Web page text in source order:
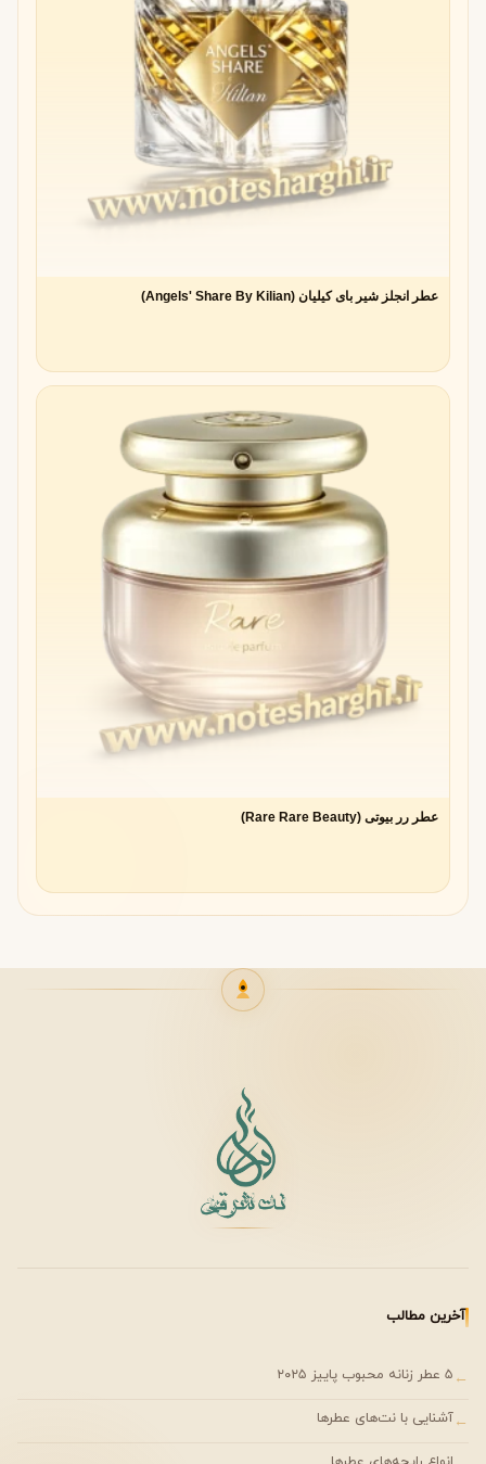
عطر انجلز شیر بای کیلیان (Angels' Share By Kilian)
عطر رر بیوتی (Rare Rare Beauty)
آخرین مطالب
← ۵ عطر زنانه محبوب پاییز ۲۰۲۵
←آشنایی با نت‌های عطرها